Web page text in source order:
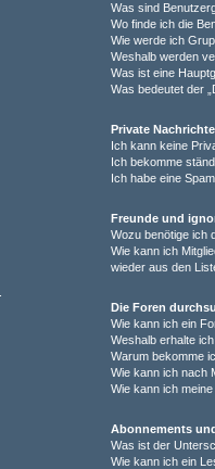
Was sind
Wo finde ich die
Wie werde ich
Weshalb werden
Was ist eine
Was bedeutet der
Private
Ich kann keine
Ich bekomme
Ich habe eine
Freunde und
Wozu benötige ich
Wie kann ich
wieder aus den
Die Foren
Wie kann ich ein
Weshalb erhalte
Warum bekomme
Wie kann ich nach
Wie kann ich
Abonnements
Was ist der
Wie kann ich ein